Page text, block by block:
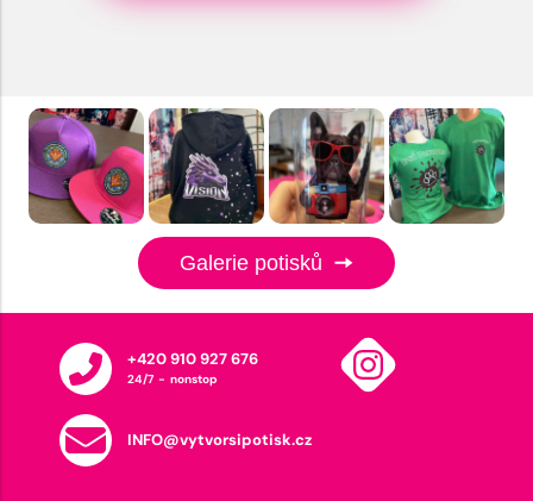
Galerie potisků
+420 910 927 676
24/7 - nonstop
INFO@vytvorsipotisk.cz